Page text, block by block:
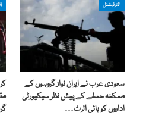
انٹرنیشنل
سعودی عرب نے ایران نواز گروہوں کے
ممکنہ حملے کے پیش نظر سیکیورٹی
اداروں کو ہائی الرٹ…